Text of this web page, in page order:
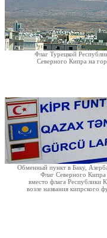
Флаг Турецкой
Северного Кипра на
Обменный пункт в Баку,
Флаг Северного Кипра
вместо флага Республики
возле названия кипрского